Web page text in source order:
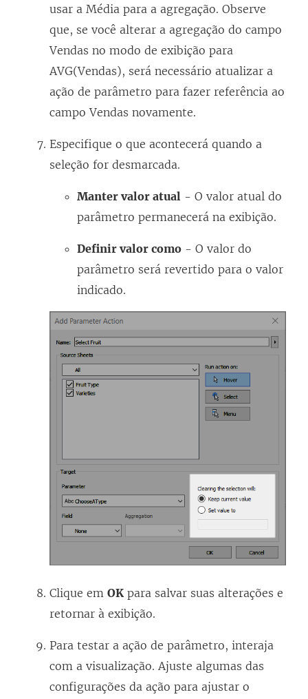
usar a Média para a agregação. Observe
que, se você alterar a agregação do campo
Vendas no modo de exibição para
AVG(Vendas), será necessário atualizar a
ação de parâmetro para fazer referência ao
campo Vendas novamente.
Especifique o que acontecerá quando a
seleção for desmarcada.
Manter valor atual - O valor atual do
parâmetro permanecerá na exibição.
Definir valor como - O valor do
parâmetro será revertido para o valor
indicado.
Clique em OK para salvar suas alterações e
retornar à exibição.
Para testar a ação de parâmetro, interaja
com a visualização. Ajuste algumas das
configurações da ação para ajustar o